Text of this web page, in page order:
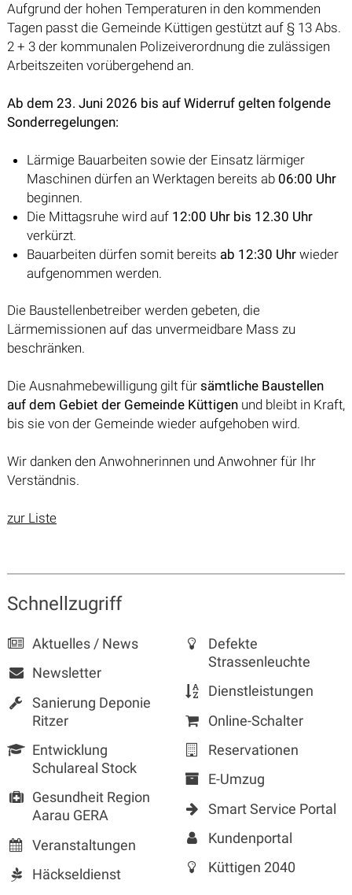
Aufgrund der hohen Temperaturen in den kommenden
Tagen passt die Gemeinde Küttigen gestützt auf § 13 Abs.
2 + 3 der kommunalen Polizeiverordnung die zulässigen
Arbeitszeiten vorübergehend an.
Ab dem 23. Juni 2026 bis auf Widerruf gelten folgende
Sonderregelungen:
Lärmige Bauarbeiten sowie der Einsatz lärmiger
Maschinen dürfen an Werktagen bereits ab 06:00 Uhr
beginnen.
Die Mittagsruhe wird auf 12:00 Uhr bis 12.30 Uhr
verkürzt.
Bauarbeiten dürfen somit bereits ab 12:30 Uhr wieder
aufgenommen werden.
Die Baustellenbetreiber werden gebeten, die
Lärmemissionen auf das unvermeidbare Mass zu
beschränken.
Die Ausnahmebewilligung gilt für sämtliche Baustellen
auf dem Gebiet der Gemeinde Küttigenund bleibt in Kraft,
bis sie von der Gemeinde wieder aufgehoben wird.
Wir danken den Anwohnerinnen und Anwohner für Ihr
Verständnis.
zur Liste
Sidebar
Schnellzugriff
Aktuelles / News
Newsletter
Sanierung Deponie
Ritzer
Entwicklung
Schulareal Stock
Gesundheit Region
Aarau GERA
Veranstaltungen
Häckseldienst
Defekte
Strassenleuchte
Dienstleistungen
Online-Schalter
Reservationen
E-Umzug
Smart Service Portal
Kundenportal
Küttigen 2040